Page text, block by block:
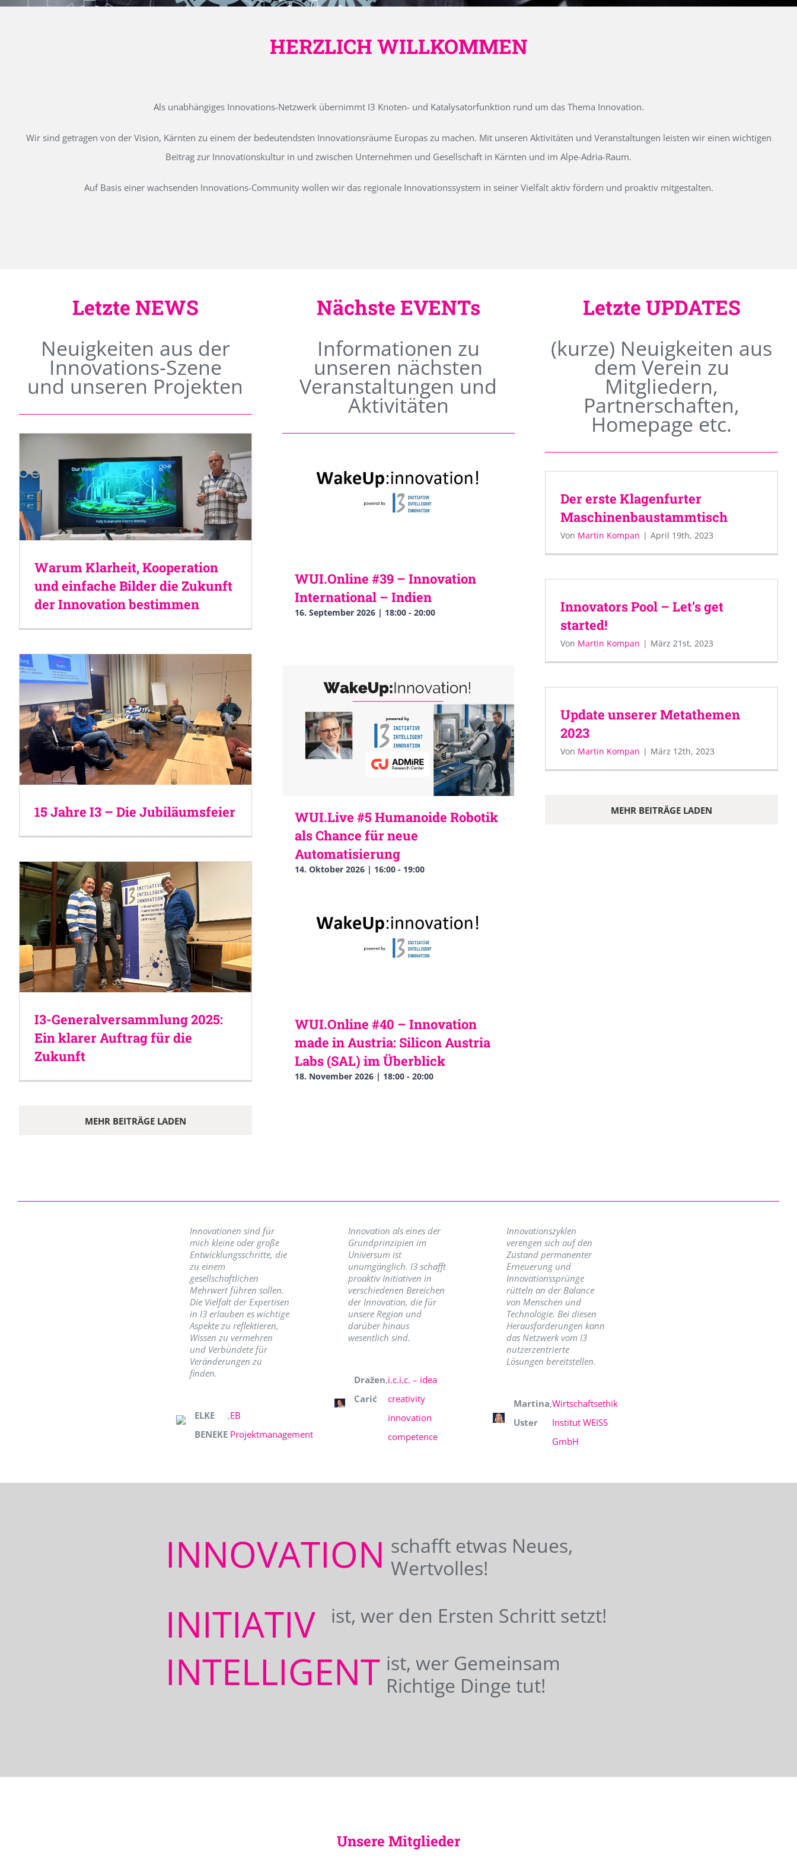
HERZLICH WILLKOMMEN
Als unabhängiges Innovations-Netzwerk übernimmt I3 Knoten- und Katalysatorfunktion rund um das Thema Innovation.
Wir sind getragen von der Vision, Kärnten zu einem der bedeutendsten Innovationsräume Europas zu machen. Mit unseren Aktivitäten und Veranstaltungen leisten wir einen wichtigen
Beitrag zur Innovationskultur in und zwischen Unternehmen und Gesellschaft in Kärnten und im Alpe-Adria-Raum.
Auf Basis einer wachsenden Innovations-Community wollen wir das regionale Innovationssystem in seiner Vielfalt aktiv fördern und proaktiv mitgestalten.
Letzte NEWS
Neuigkeiten aus der
Innovations-Szene
und unseren Projekten
Warum Klarheit, Kooperation
und einfache Bilder die Zukunft
der Innovation bestimmen
15 Jahre I3 – Die Jubiläumsfeier
I3-Generalversammlung 2025:
Ein klarer Auftrag für die
Zukunft
MEHR BEITRÄGE LADEN
Nächste EVENTs
Informationen zu
unseren nächsten
Veranstaltungen und
Aktivitäten
WUI.Online #39 – Innovation
International – Indien
16. September 2026 | 18:00- 20:00
WUI.Live #5 Humanoide Robotik
als Chance für neue
Automatisierung
14. Oktober 2026 | 16:00- 19:00
WUI.Online #40 – Innovation
made in Austria: Silicon Austria
Labs (SAL) im Überblick
18. November 2026 | 18:00- 20:00
Letzte UPDATES
(kurze) Neuigkeiten aus
dem Verein zu
Mitgliedern,
Partnerschaften,
Homepage etc.
Der erste Klagenfurter
Maschinenbaustammtisch
Von Martin Kompan | April 19th, 2023
Innovators Pool – Let’s get
started!
Von Martin Kompan | März 21st, 2023
Update unserer Metathemen
2023
Von Martin Kompan | März 12th, 2023
MEHR BEITRÄGE LADEN
Innovationen sind für
mich kleine oder große
Entwicklungsschritte, die
zu einem
gesellschaftlichen
Mehrwert führen sollen.
Die Vielfalt der Expertisen
in I3 erlauben es wichtige
Aspekte zu reflektieren,
Wissen zu vermehren
und Verbündete für
Veränderungen zu
finden.
ELKE
BENEKE
,EB
Projektmanagement
Innovation als eines der
Grundprinzipien im
Universum ist
unumgänglich. I3 schafft
proaktiv Initiativen in
verschiedenen Bereichen
der Innovation, die für
unsere Region und
darüber hinaus
wesentlich sind.
Dražen
Carić
,i.c.i.c. – idea
creativity
innovation
competence
Innovationszyklen
verengen sich auf den
Zustand permanenter
Erneuerung und
Innovationssprünge
rütteln an der Balance
von Menschen und
Technologie. Bei diesen
Herausforderungen kann
das Netzwerk vom I3
nutzerzentrierte
Lösungen bereitstellen.
Martina
Uster
,Wirtschaftsethik
Institut WEISS
GmbH
INNOVATION schafft etwas Neues,
Wertvolles!
INITIATIV ist, wer den Ersten Schritt setzt!
INTELLIGENT ist, wer Gemeinsam
Richtige Dinge tut!
Unsere Mitglieder